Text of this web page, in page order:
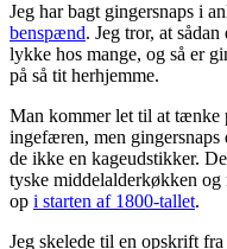
Jeg har bagt gingersnaps i
benspænd. Jeg tror, at
lykke hos mange, og så er
på så tit herhjemme.
Man kommer let til at tænke
ingefæren, men
de ikke en kageudstikker.
tyske middelalderkøkken
op i starten af 1800-tallet.
Jeg skelede til en opskrift fra